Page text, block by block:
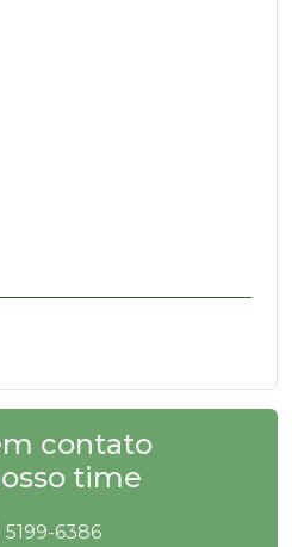
contato
time
5199-6386